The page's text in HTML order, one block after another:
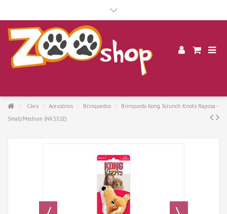
Cães Acessórios Brinquedos
Brinquedo Kong Scrunch Knots Raposa -
Small/Medium (NKS31E)